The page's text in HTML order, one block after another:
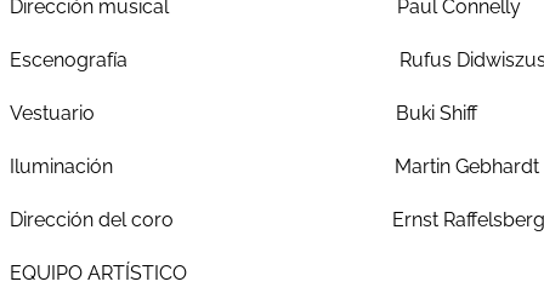
Dirección musical Paul Connelly
Escenografía Rufus Didwiszus
Vestuario Buki Shiff
Iluminación Martin Gebhardt
Dirección del coro Ernst
EQUIPO ARTÍSTICO